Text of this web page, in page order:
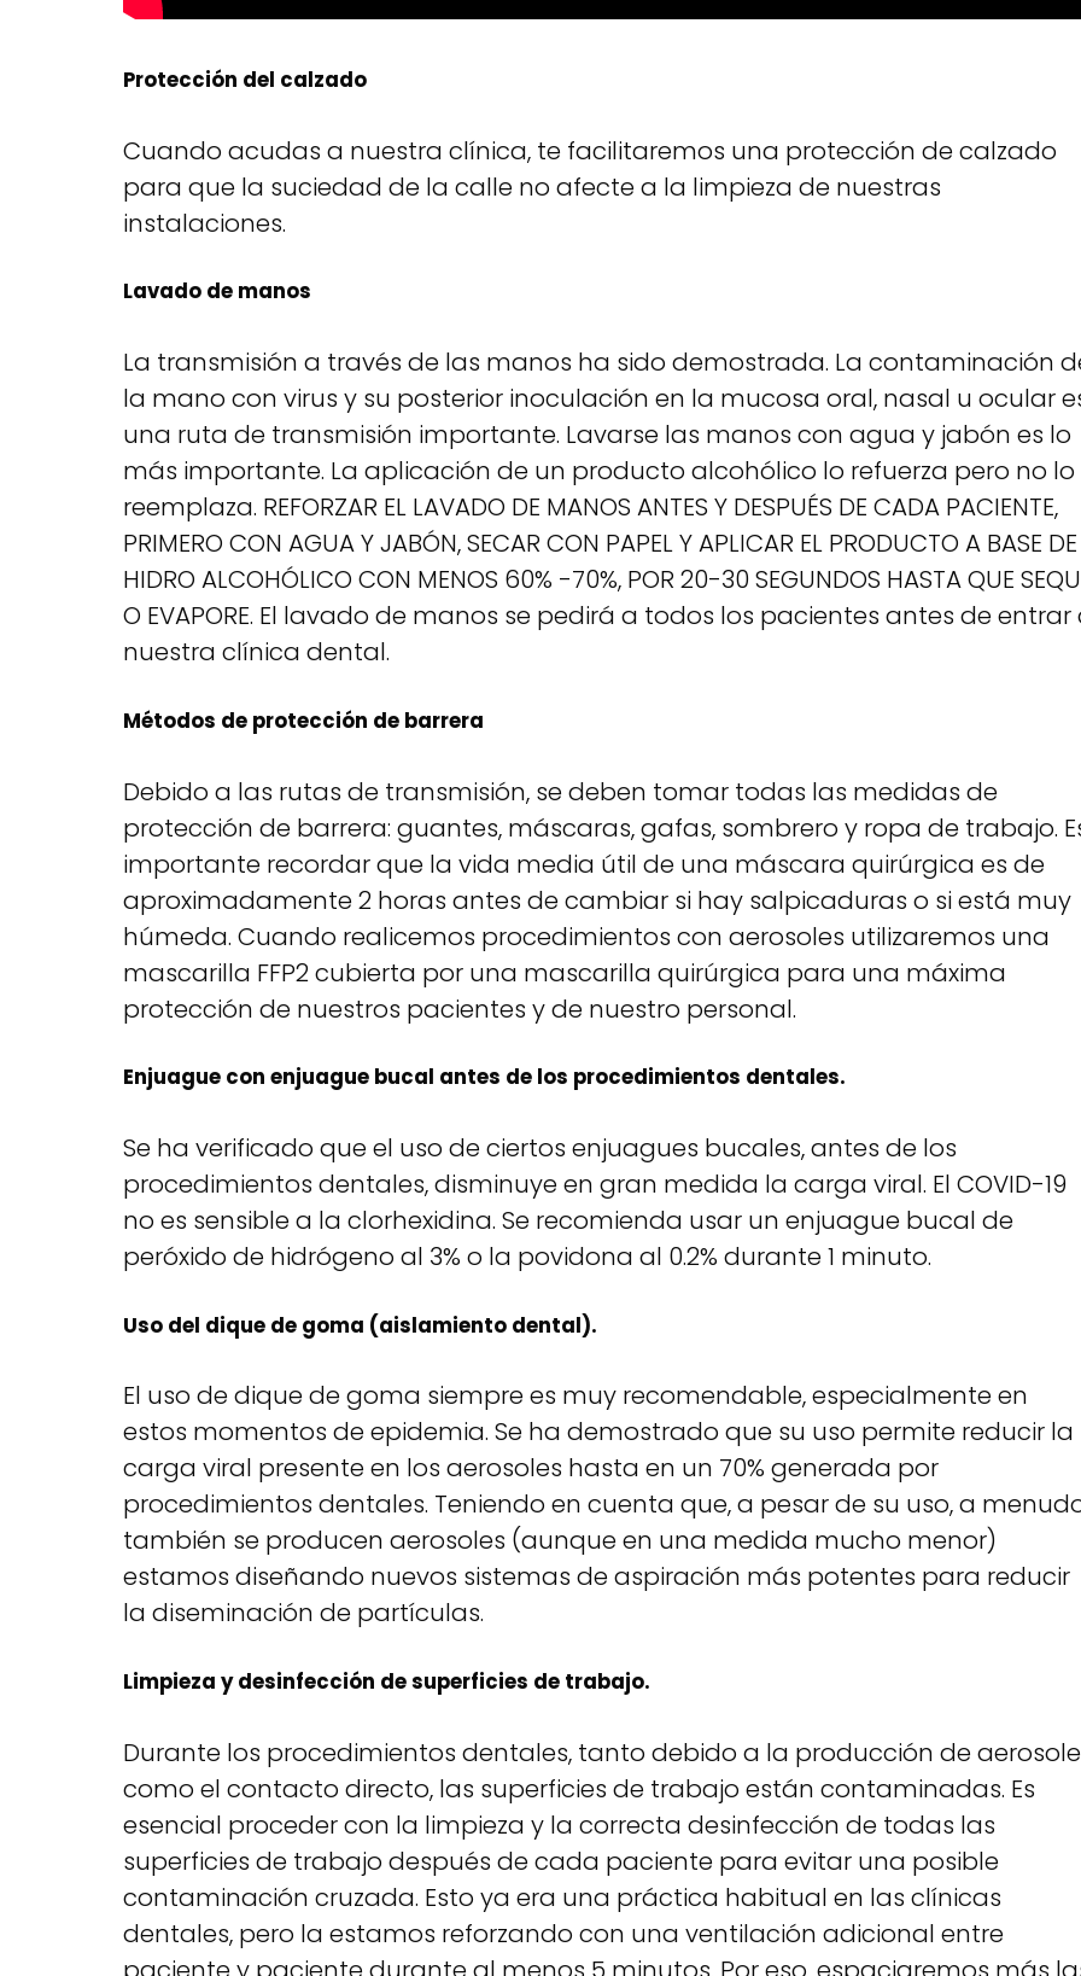
Protección del calzado
Cuando acudas a nuestra clínica, te facilitaremos una protección de calzado
para que la suciedad de la calle no afecte a la limpieza de nuestras
instalaciones.
Lavado de manos
La transmisión a través de las manos ha sido demostrada. La contaminación
la mano con virus y su posterior inoculación en la mucosa oral, nasal u ocular
una ruta de transmisión importante. Lavarse las manos con agua y jabón es lo
más importante. La aplicación de un producto alcohólico lo refuerza pero no lo
reemplaza. REFORZAR EL LAVADO DE MANOS ANTES Y DESPUÉS DE CADA PACIENTE,
PRIMERO CON AGUA Y JABÓN, SECAR CON PAPEL Y APLICAR EL PRODUCTO A BASE DE
HIDRO ALCOHÓLICO CON MENOS 60% -70%, POR 20-30 SEGUNDOS HASTA QUE
O EVAPORE. El lavado de manos se pedirá a todos los pacientes antes de entrar
nuestra clínica dental.
Métodos de protección de barrera
Debido a las rutas de transmisión, se deben tomar todas las medidas de
protección de barrera: guantes, máscaras, gafas, sombrero y ropa de trabajo.
importante recordar que la vida media útil de una máscara quirúrgica es de
aproximadamente 2 horas antes de cambiar si hay salpicaduras o si está muy
húmeda. Cuando realicemos procedimientos con aerosoles utilizaremos una
mascarilla FFP2 cubierta por una mascarilla quirúrgica para una máxima
protección de nuestros pacientes y de nuestro personal.
Enjuague con enjuague bucal antes de los procedimientos dentales.
Se ha verificado que el uso de ciertos enjuagues bucales, antes de los
procedimientos dentales, disminuye en gran medida la carga viral. El COVID-19
no es sensible a la clorhexidina. Se recomienda usar un enjuague bucal de
peróxido de hidrógeno al 3% o la povidona al 0.2% durante 1 minuto.
Uso del dique de goma (aislamiento dental).
El uso de dique de goma siempre es muy recomendable, especialmente en
estos momentos de epidemia. Se ha demostrado que su uso permite reducir la
carga viral presente en los aerosoles hasta en un 70% generada por
procedimientos dentales. Teniendo en cuenta que, a pesar de su uso, a
también se producen aerosoles (aunque en una medida mucho menor)
estamos diseñando nuevos sistemas de aspiración más potentes para reducir
la diseminación de partículas.
Limpieza y desinfección de superficies de trabajo.
Durante los procedimientos dentales, tanto debido a la producción de
como el contacto directo, las superficies de trabajo están contaminadas. Es
esencial proceder con la limpieza y la correcta desinfección de todas las
superficies de trabajo después de cada paciente para evitar una posible
contaminación cruzada. Esto ya era una práctica habitual en las clínicas
dentales, pero la estamos reforzando con una ventilación adicional entre